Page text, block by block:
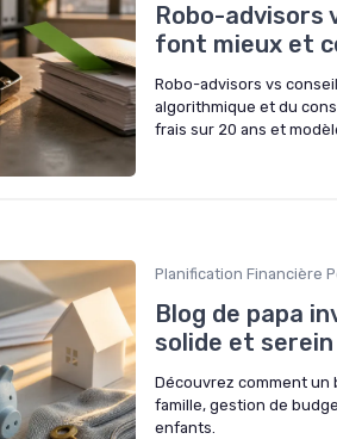
Robo-advisors
font mieux et
Robo-advisors vs
algorithmique et du
frais sur 20 ans et
Planification Financière
Blog de papa
solide et serein
Découvrez comment un
famille, gestion de
enfants.